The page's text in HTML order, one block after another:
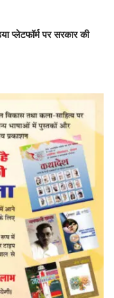
प्लेटफॉर्म पर सरकार की